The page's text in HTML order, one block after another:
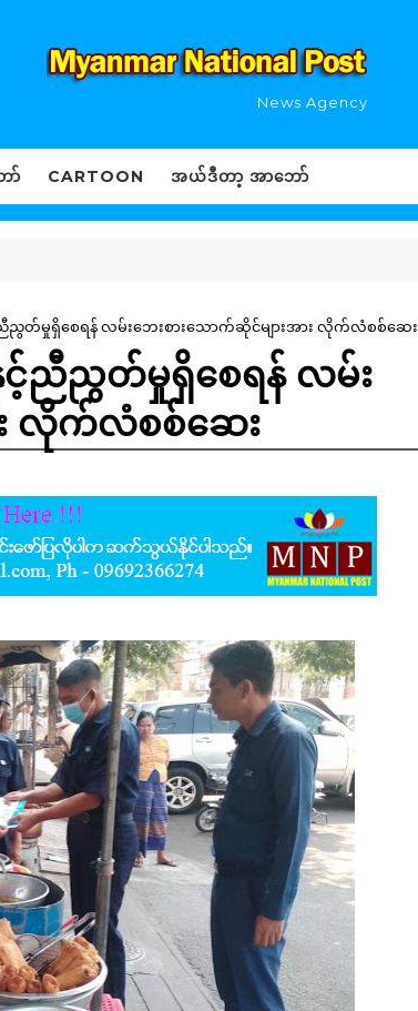
News Agency
ာ် CARTOON အယ်ဒီတာ့ အာဘော်
ညွတ်မှုရှိစေရန် လမ်းဘေးစားသောက်ဆိုင်များအား လိုက်လံစစ်ဆေး
င့်ညီညွတ်မှုရှိစေရန် လမ်း
း လိုက်လံစစ်ဆေး